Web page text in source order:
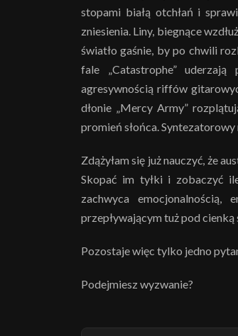
stopami białą otchłań i
zniesienia. Liny, biegnące
światło gaśnie, by po chwili
fale „Catastrophe”
agresywnością riffów
dłonie „Mercy Army”
promień słońca.
Zdążyłam się już nauczyć, że
Skopać im tyłki i zobaczyć
zachwyca
przepływającym tuż pod cienką
Pozostaje więc tylko jedno
Podejmiesz wyzwanie?